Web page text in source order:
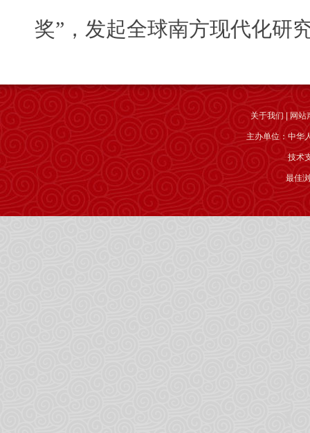
奖”，发起全球南方现代化研
关于我们 | 网站
主办单位：中华
技术
最佳